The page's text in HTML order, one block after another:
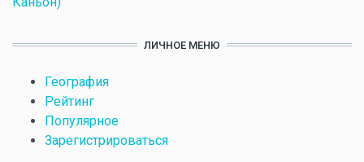
ЛИЧНОЕ МЕНЮ
География
Рейтинг
Популярное
Зарегистрироваться